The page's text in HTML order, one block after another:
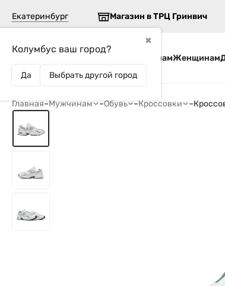
Екатеринбург
✖
Колумбус ваш город?
Да Выбрать другой город
Магазин в ТРЦ Гринвич
МужчинамЖенщинам
Главная–Мужчинам –Обувь –Кроссовки –